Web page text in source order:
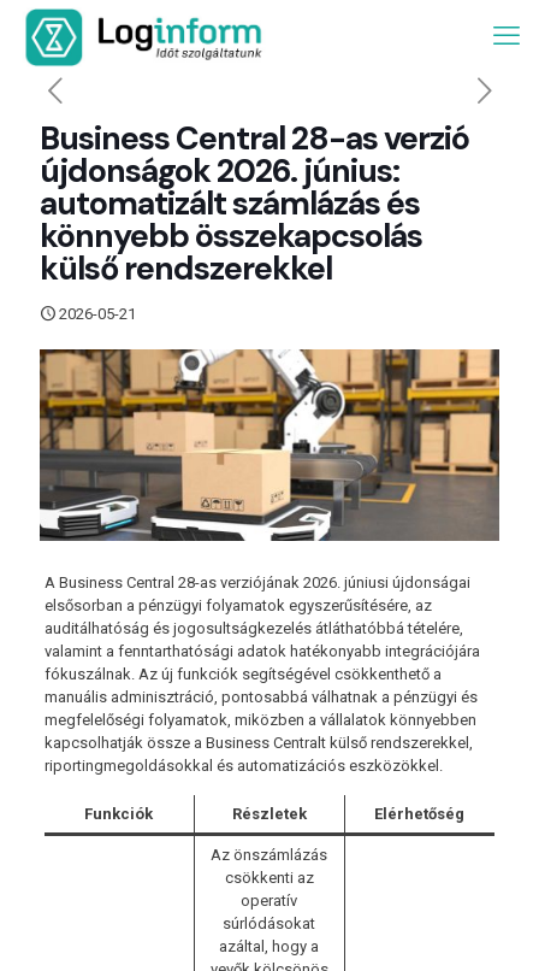
Business Central 28-as verzió
újdonságok 2026. június:
automatizált számlázás és
könnyebb összekapcsolás
külső rendszerekkel
2026-05-21
A Business Central 28-as verziójának 2026. júniusi újdonságai
elsősorban a pénzügyi folyamatok egyszerűsítésére, az
auditálhatóság és jogosultságkezelés átláthatóbbá tételére,
valamint a fenntarthatósági adatok hatékonyabb integrációjára
fókuszálnak. Az új funkciók segítségével csökkenthető a
manuális adminisztráció, pontosabbá válhatnak a pénzügyi és
megfelelőségi folyamatok, miközben a vállalatok könnyebben
kapcsolhatják össze a Business Centralt külső rendszerekkel,
riportingmegoldásokkal és automatizációs eszközökkel.
Funkciók Részletek Elérhetőség
Az önszámlázás
csökkenti az
operatív
súrlódásokat
azáltal, hogy a